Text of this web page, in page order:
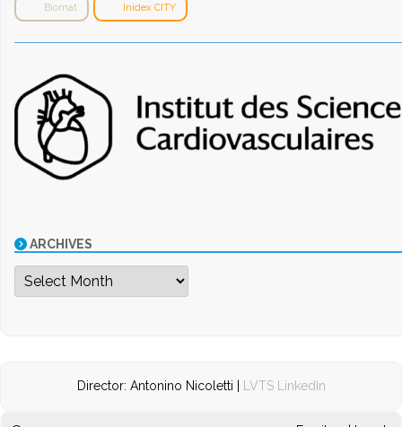
Biomat Inidex CITY
ARCHIVES
Archives
Director: Antonino Nicoletti | LVTS LinkedIn